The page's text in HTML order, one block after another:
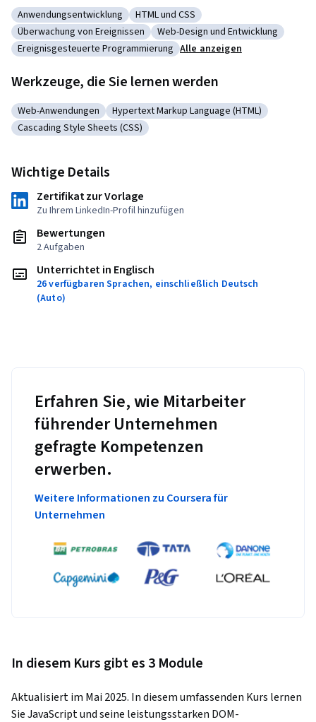
Kategorie: Anwendungsentwicklung
Anwendungsentwicklung Kategorie: HTML und CSS
HTML und CSS
Kategorie: Überwachung von Ereignissen
Überwachung von Ereignissen Kategorie: Web-Design und
Web-Design und Entwicklung
Kategorie: Ereignisgesteuerte Programmierung
Ereignisgesteuerte Programmierung Alle anzeigen
Werkzeuge, die Sie lernen werden
Kategorie: Web-Anwendungen
Web-Anwendungen Kategorie: Hypertext Markup Language
Hypertext Markup Language (HTML)
Kategorie: Cascading Style Sheets (CSS)
Cascading Style Sheets (CSS)
Wichtige Details
Zertifikat zur Vorlage
Zu Ihrem LinkedIn-Profil hinzufügen
Bewertungen
2 Aufgaben
Unterrichtet in Englisch
26 verfügbaren Sprachen, einschließlich Deutsch
(Auto)
Erfahren Sie, wie Mitarbeiter
führender Unternehmen
gefragte Kompetenzen
erwerben.
Weitere Informationen zu Coursera für
Unternehmen
In diesem Kurs gibt es 3 Module
Aktualisiert im Mai 2025. In diesem umfassenden Kurs lernen
Sie JavaScript und seine leistungsstarken DOM-